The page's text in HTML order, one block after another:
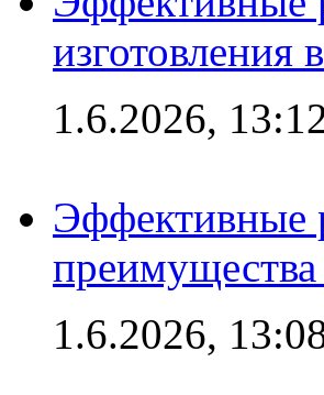
изготовления
1.6.2026,
Эффективные
1.6.2026,